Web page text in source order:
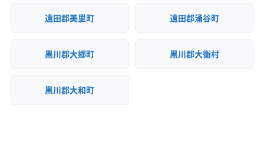
遠田郡美里町 遠田郡涌谷町
黒川郡大郷町 黒川郡大衡村
黒川郡大和町